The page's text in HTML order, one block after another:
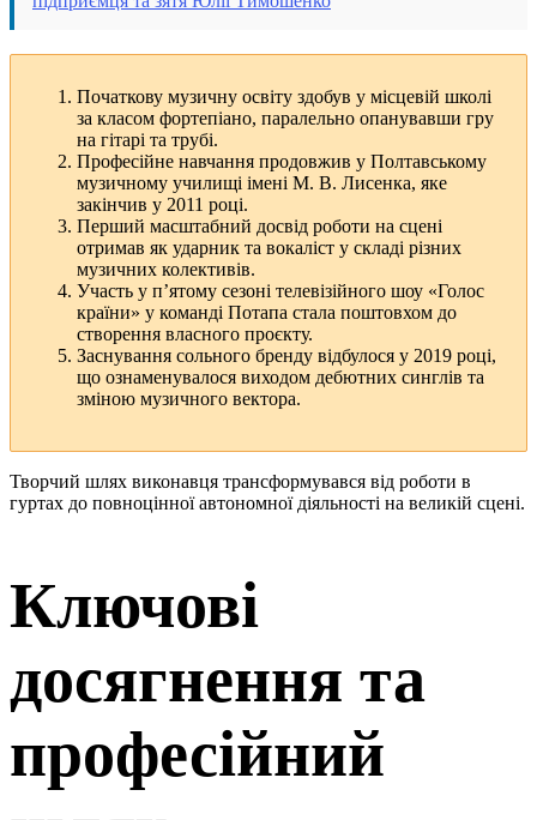
Початкову музичну освіту здобув у місцевій школі
за класом фортепіано, паралельно опанувавши гру
на гітарі та трубі.
Професійне навчання продовжив у Полтавському
музичному училищі імені М. В. Лисенка, яке
закінчив у 2011 році.
Перший масштабний досвід роботи на сцені
отримав як ударник та вокаліст у складі різних
музичних колективів.
Участь у п’ятому сезоні телевізійного шоу «Голос
країни» у команді Потапа стала поштовхом до
створення власного проєкту.
Заснування сольного бренду відбулося у 2019 році,
що ознаменувалося виходом дебютних синглів та
зміною музичного вектора.
Творчий шлях виконавця трансформувався від роботи в
гуртах до повноцінної автономної діяльності на великій сцені.
Ключові
досягнення та
професійний